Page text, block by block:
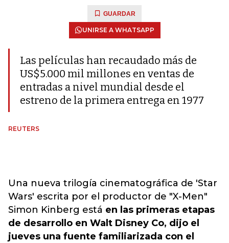
GUARDAR
UNIRSE A WHATSAPP
Las películas han recaudado más de
US$5.000 mil millones en ventas de
entradas a nivel mundial desde el
estreno de la primera entrega en 1977
REUTERS
Una nueva trilogía cinematográfica de 'Star
Wars' escrita por el productor de "X-Men"
Simon Kinberg está en las primeras etapas
de desarrollo en Walt Disney Co, dijo el
jueves una fuente familiarizada con el